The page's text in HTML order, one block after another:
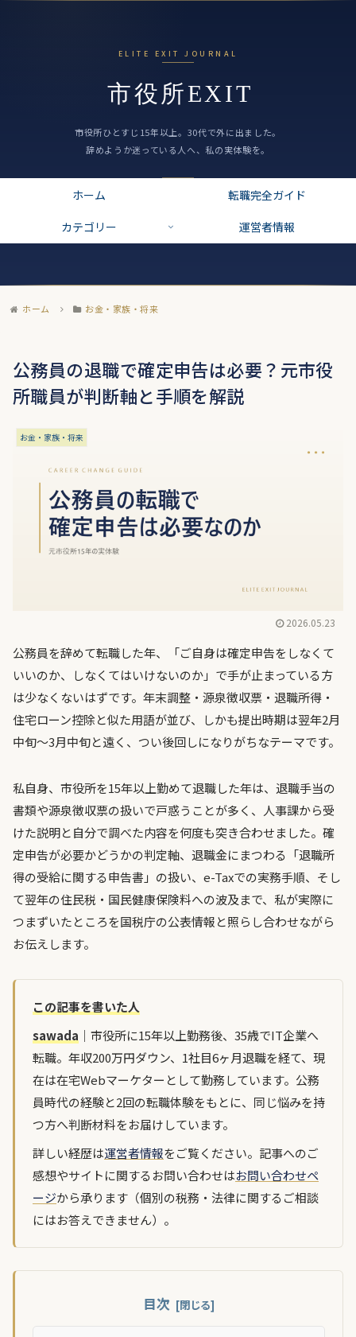
ホーム
転職完全ガイド
カテゴリー
運営者情報
ホーム お金・家族・将来
公務員の退職で確定申告は必要？元市役
所職員が判断軸と手順を解説
お金・家族・将来
2026.05.23
公務員を辞めて転職した年、「ご自身は確定申告をしなくて
いいのか、しなくてはいけないのか」で手が止まっている方
は少なくないはずです。年末調整・源泉徴収票・退職所得・
住宅ローン控除と似た用語が並び、しかも提出時期は翌年2月
中旬〜3月中旬と遠く、つい後回しになりがちなテーマです。
私自身、市役所を15年以上勤めて退職した年は、退職手当の
書類や源泉徴収票の扱いで戸惑うことが多く、人事課から受
けた説明と自分で調べた内容を何度も突き合わせました。確
定申告が必要かどうかの判定軸、退職金にまつわる「退職所
得の受給に関する申告書」の扱い、e-Taxでの実務手順、そし
て翌年の住民税・国民健康保険料への波及まで、私が実際に
つまずいたところを国税庁の公表情報と照らし合わせながら
お伝えします。
この記事を書いた人
sawada ｜市役所に15年以上勤務後、35歳でIT企業へ
転職。年収200万円ダウン、1社目6ヶ月退職を経て、現
在は在宅Webマーケターとして勤務しています。公務
員時代の経験と2回の転職体験をもとに、同じ悩みを持
つ方へ判断材料をお届けしています。
詳しい経歴は運営者情報をご覧ください。記事へのご
感想やサイトに関するお問い合わせはお問い合わせペ
ージから承ります（個別の税務・法律に関するご相談
にはお答えできません）。
目次